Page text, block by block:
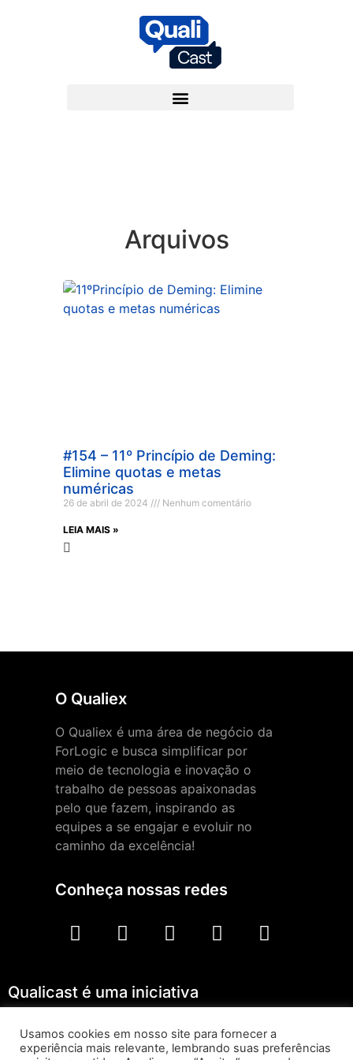
Arquivos
#154 – 11º Princípio de Deming:
Elimine quotas e metas
numéricas
26 de abril de 2024 Nenhum comentário
LEIA MAIS »
O Qualiex
O Qualiex é uma área de negócio da
ForLogic e busca simplificar por
meio de tecnologia e inovação o
trabalho de pessoas apaixonadas
pelo que fazem, inspirando as
equipes a se engajar e evoluir no
caminho da excelência!
Conheça nossas redes
Qualicast é uma iniciativa
Usamos cookies em nosso site para fornecer a
experiência mais relevante, lembrando suas preferências